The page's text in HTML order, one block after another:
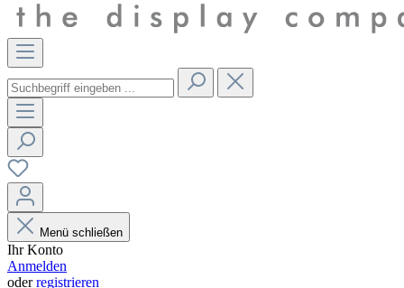
Menü schließen
Ihr Konto
Anmelden
oderregistrieren